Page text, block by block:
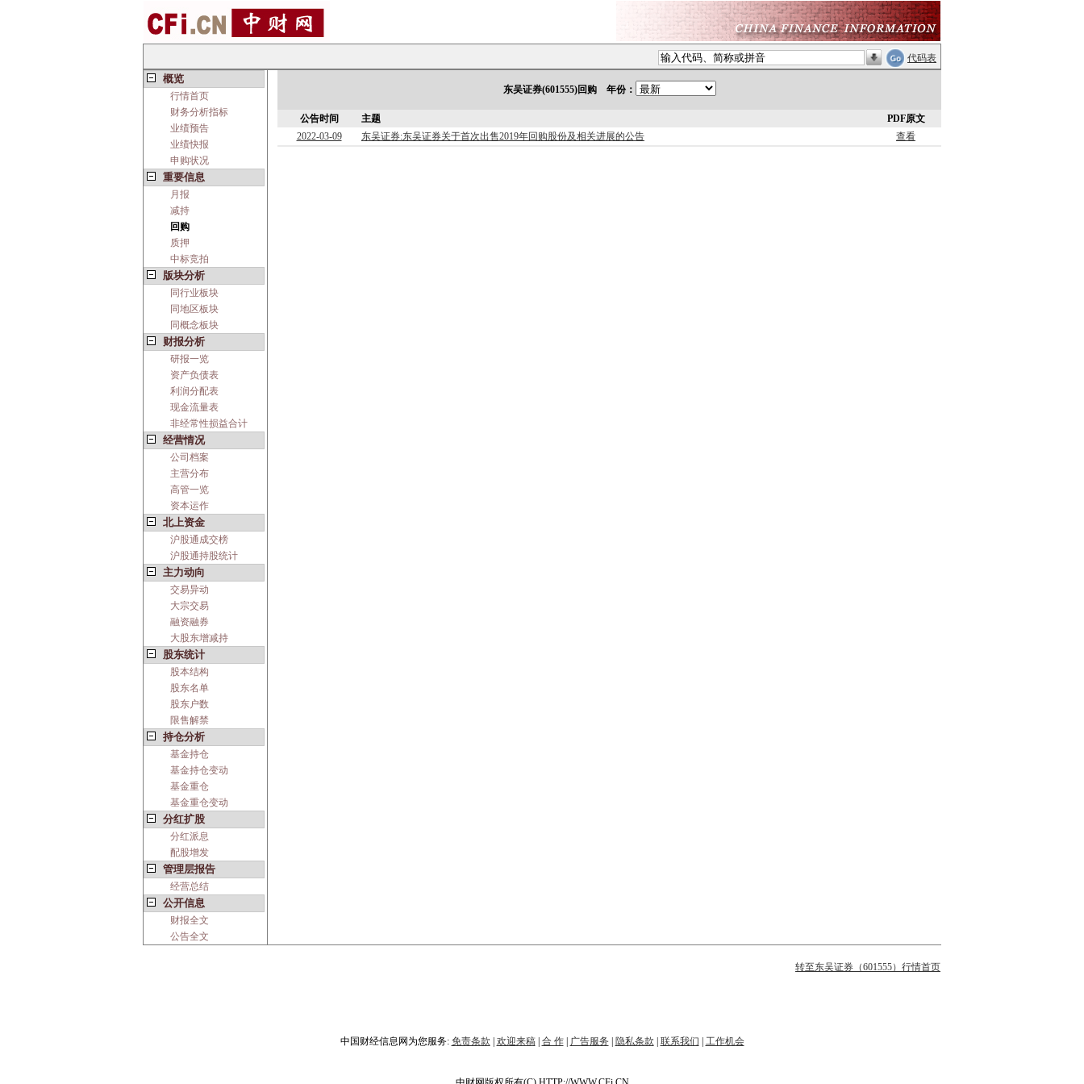
代码表
概览
行情首页
财务分析指标
业绩预告
业绩快报
申购状况
重要信息
月报
减持
回购
质押
中标竞拍
版块分析
同行业板块
同地区板块
同概念板块
财报分析
研报一览
资产负债表
利润分配表
现金流量表
非经常性损益合计
经营情况
公司档案
主营分布
高管一览
资本运作
北上资金
沪股通成交榜
沪股通持股统计
主力动向
交易异动
大宗交易
融资融券
大股东增减持
股东统计
股本结构
股东名单
股东户数
限售解禁
持仓分析
基金持仓
基金持仓变动
基金重仓
基金重仓变动
分红扩股
分红派息
配股增发
管理层报告
经营总结
公开信息
财报全文
公告全文
东吴证券(601555)回购 年份：
公告时间 主题
PDF原文
2022-03-09
东吴证券:东吴证券关于首次出售2019年回购股份及相关进展的公告 查看
转至东吴证券（601555）行情首页
中国财经信息网为您服务: 免责条款 欢迎来稿| 合 作| 广告服务 隐私条款 联系我们 工作机会